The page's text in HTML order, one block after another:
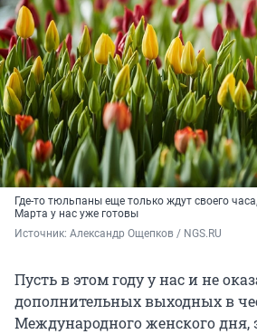
Где-то тюльпаны еще только ждут своего
Марта у нас уже готовы
Источник: Александр Ощепков / NGS.RU
Пусть в этом году у нас и не
дополнительных выходных в
Международного женского дня,